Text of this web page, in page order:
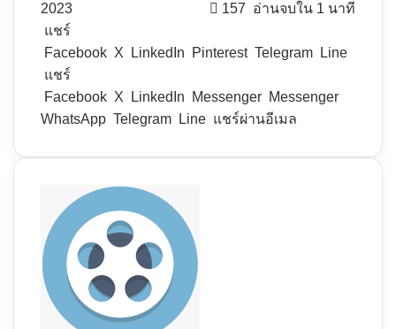
2023
157 อ่านจบใน 1 นาที
แชร์
Facebook X LinkedIn Pinterest Telegram
Line
แชร์
Facebook X LinkedIn Messenger Messenger
WhatsApp Telegram Line แชร์ผ่านอีเมล